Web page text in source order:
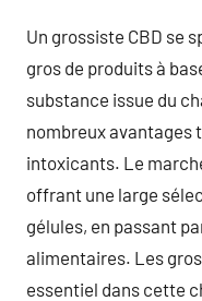
Un grossiste CBD se
gros de produits à
substance issue du
nombreux avantages
intoxicants. Le
offrant une large
gélules, en passant
alimentaires. Les
essentiel dans cette